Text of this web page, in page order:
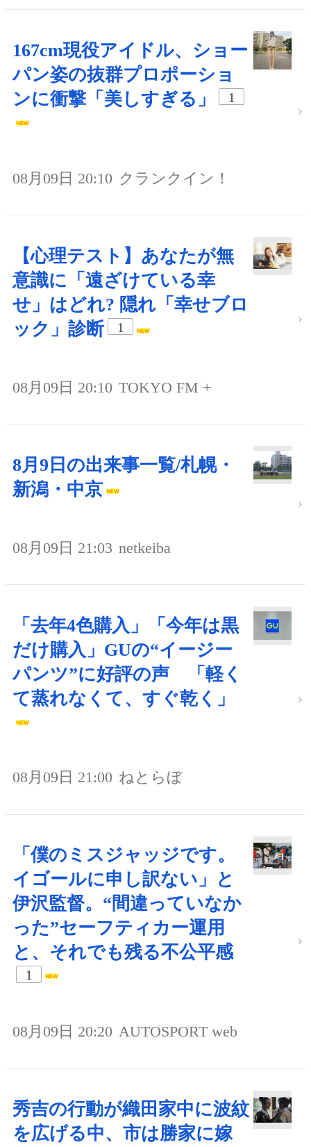
167cm現役アイドル、ショー
パン姿の抜群プロポーショ
ンに衝撃「美しすぎる」
1
08月09日 20:10 クランクイン！
【心理テスト】あなたが無
意識に「遠ざけている幸
せ」はどれ? 隠れ「幸せブロ
ック」診断
1
08月09日 20:10 TOKYO FM +
8月9日の出来事一覧/札幌・
新潟・中京
08月09日 21:03 netkeiba
「去年4色購入」「今年は黒
だけ購入」GUの“イージー
パンツ”に好評の声 「軽く
て蒸れなくて、すぐ乾く」
08月09日 21:00 ねとらぼ
「僕のミスジャッジです。
イゴールに申し訳ない」と
伊沢監督。“間違っていなか
った”セーフティカー運用
と、それでも残る不公平感
1
08月09日 20:20 AUTOSPORT web
秀吉の行動が織田家中に波紋
を広げる中、市は勝家に嫁